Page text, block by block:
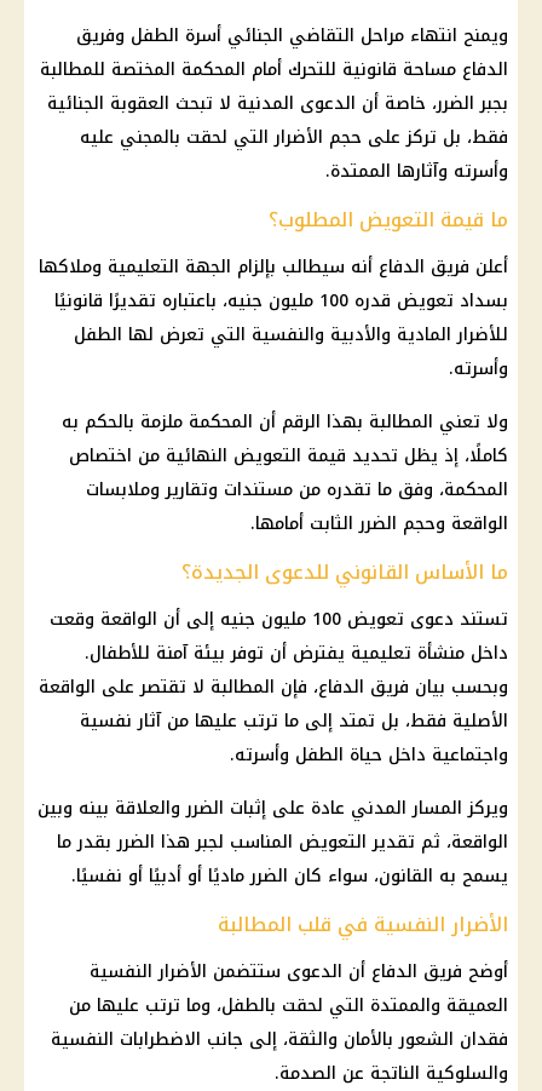
ويمنح انتهاء مراحل التقاضي الجنائي أسرة الطفل وفريق
الدفاع مساحة قانونية للتحرك أمام المحكمة المختصة للمطالبة
بجبر الضرر، خاصة أن الدعوى المدنية لا تبحث العقوبة الجنائية
فقط، بل تركز على حجم الأضرار التي لحقت بالمجني عليه
وأسرته وآثارها الممتدة.
ما قيمة التعويض المطلوب؟
أعلن فريق الدفاع أنه سيطالب بإلزام الجهة التعليمية وملاكها
بسداد تعويض قدره 100 مليون جنيه، باعتباره تقديرًا قانونيًا
للأضرار المادية والأدبية والنفسية التي تعرض لها الطفل
وأسرته.
ولا تعني المطالبة بهذا الرقم أن المحكمة ملزمة بالحكم به
كاملًا، إذ يظل تحديد قيمة التعويض النهائية من اختصاص
المحكمة، وفق ما تقدره من مستندات وتقارير وملابسات
الواقعة وحجم الضرر الثابت أمامها.
ما الأساس القانوني للدعوى الجديدة؟
تستند دعوى تعويض 100 مليون جنيه إلى أن الواقعة وقعت
داخل منشأة تعليمية يفترض أن توفر بيئة آمنة للأطفال.
وبحسب بيان فريق الدفاع، فإن المطالبة لا تقتصر على الواقعة
الأصلية فقط، بل تمتد إلى ما ترتب عليها من آثار نفسية
واجتماعية داخل حياة الطفل وأسرته.
ويركز المسار المدني عادة على إثبات الضرر والعلاقة بينه وبين
الواقعة، ثم تقدير التعويض المناسب لجبر هذا الضرر بقدر ما
يسمح به القانون، سواء كان الضرر ماديًا أو أدبيًا أو نفسيًا.
الأضرار النفسية في قلب المطالبة
أوضح فريق الدفاع أن الدعوى ستتضمن الأضرار النفسية
العميقة والممتدة التي لحقت بالطفل، وما ترتب عليها من
فقدان الشعور بالأمان والثقة، إلى جانب الاضطرابات النفسية
والسلوكية الناتجة عن الصدمة.